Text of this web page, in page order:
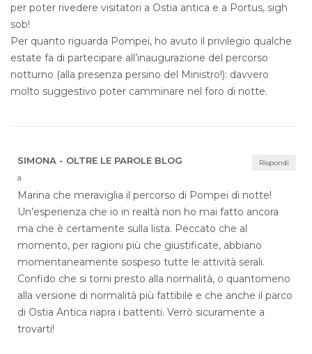
per poter rivedere visitatori a Ostia antica e a Portus, sigh
sob!
Per quanto riguarda Pompei, ho avuto il privilegio qualche
estate fa di partecipare all’inaugurazione del percorso
notturno (alla presenza persino del Ministro!): davvero
molto suggestivo poter camminare nel foro di notte.
Rispondi
SIMONA - OLTRE LE PAROLE BLOG
a
Marina che meraviglia il percorso di Pompei di notte!
Un’esperienza che io in realtà non ho mai fatto ancora
ma che è certamente sulla lista. Peccato che al
momento, per ragioni più che giustificate, abbiano
momentaneamente sospeso tutte le attività serali.
Confido che si torni presto alla normalità, o quantomeno
alla versione di normalità più fattibile e che anche il parco
di Ostia Antica riapra i battenti. Verrò sicuramente a
trovarti!